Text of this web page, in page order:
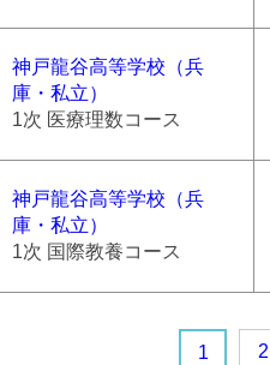
神戸龍谷高等学校（兵
庫・私立）
1次 医療理数コース
神戸龍谷高等学校（兵
庫・私立）
1次 国際教養コース
1 2